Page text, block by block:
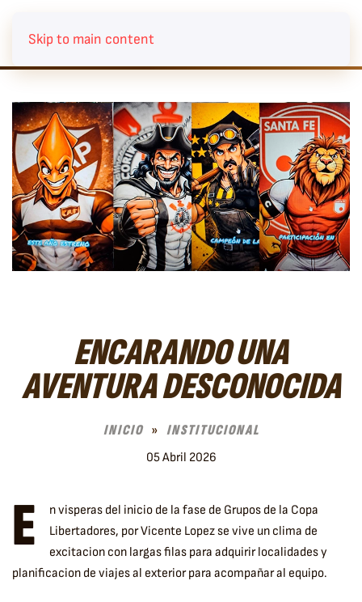
Skip to main content
ENCARANDO UNA
AVENTURA DESCONOCIDA
INICIO INSTITUCIONAL
05 Abril 2026
E
n visperas del inicio de la fase de Grupos de la Copa
Libertadores, por Vicente Lopez se vive un clima de
excitacion con largas filas para adquirir localidades y
planificacion de viajes al exterior para acompañar al equipo.